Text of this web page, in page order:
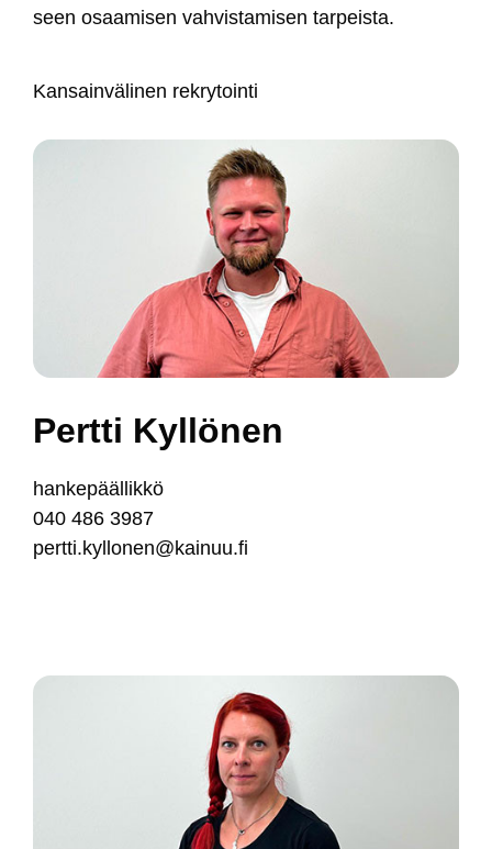
seen osaa­mi­sen vah­vis­ta­mi­sen tar­peis­ta.
Kan­sain­vä­li­nen rek­ry­toin­ti
Pert­ti Kyl­lö­nen
han­ke­pääl­lik­kö
040 486 3987
pert­ti.kyl­lo­nen@kai­nuu.fi